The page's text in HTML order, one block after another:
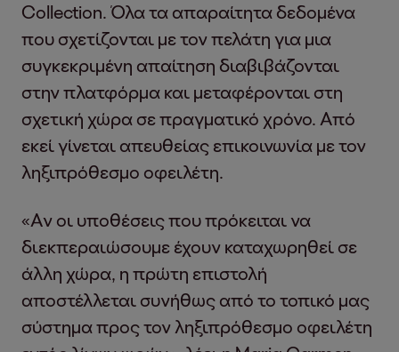
Collection. Όλα τα απαραίτητα δεδομένα
που σχετίζονται με τον πελάτη για μια
συγκεκριμένη απαίτηση διαβιβάζονται
στην πλατφόρμα και μεταφέρονται στη
σχετική χώρα σε πραγματικό χρόνο. Από
εκεί γίνεται απευθείας επικοινωνία με τον
ληξιπρόθεσμο οφειλέτη.
«Αν οι υποθέσεις που πρόκειται να
διεκπεραιώσουμε έχουν καταχωρηθεί σε
άλλη χώρα, η πρώτη επιστολή
αποστέλλεται συνήθως από το τοπικό μας
σύστημα προς τον ληξιπρόθεσμο οφειλέτη